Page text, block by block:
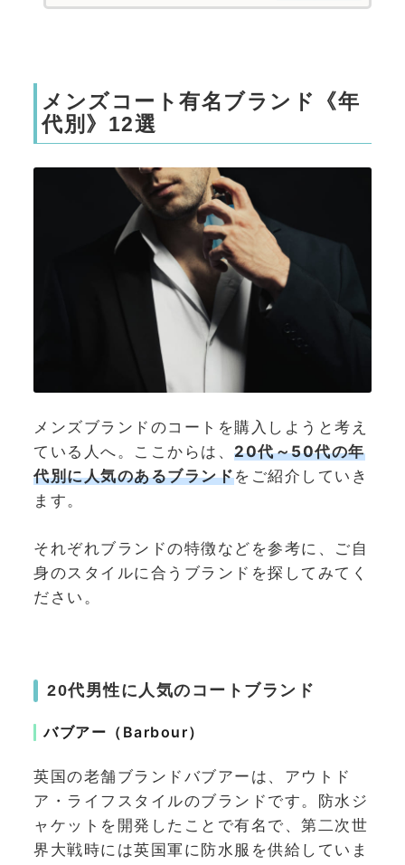
メンズコート有名ブランド《年
代別》12選
メンズブランドのコートを購入しようと考え
ている人へ。ここからは、 20代～50代の年
代別に人気のあるブランドをご紹介していき
ます。
それぞれブランドの特徴などを参考に、ご自
身のスタイルに合うブランドを探してみてく
ださい。
20代男性に人気のコートブランド
バブアー（Barbour）
英国の老舗ブランドバブアーは、アウトド
ア・ライフスタイルのブランドです。防水ジ
ャケットを開発したことで有名で、第二次世
界大戦時には英国軍に防水服を供給していま